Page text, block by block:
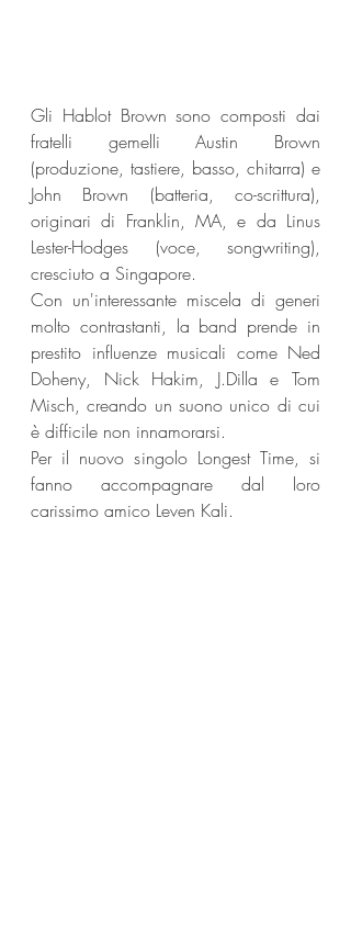
Gli Hablot Brown sono composti dai
fratelli gemelli Austin Brown
(produzione, tastiere, basso, chitarra) e
John Brown (batteria, co-scrittura),
originari di Franklin, MA, e da Linus
Lester-Hodges (voce, songwriting),
cresciuto a Singapore.
Con un'interessante miscela di generi
molto contrastanti, la band prende in
prestito influenze musicali come Ned
Doheny, Nick Hakim, J.Dilla e Tom
Misch, creando un suono unico di cui
è difficile non innamorarsi.
Per il nuovo singolo Longest Time, si
fanno accompagnare dal loro
carissimo amico Leven Kali.